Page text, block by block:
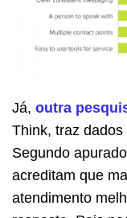
Já, outra
Think, traz
Segundo
acreditam que
atendimento